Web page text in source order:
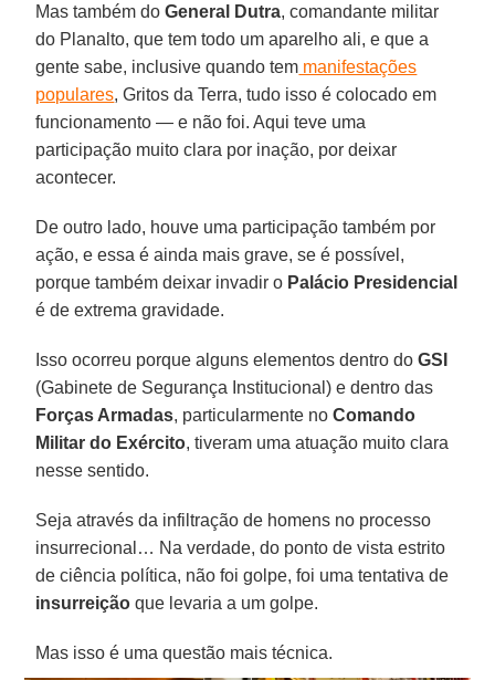
Mas também doGeneral Dutra, comandante militar
do Planalto, que tem todo um aparelho ali, e que a
gente sabe, inclusive quando tem manifestações
populares, Gritos da Terra, tudo isso é colocado em
funcionamento — e não foi. Aqui teve uma
participação muito clara por inação, por deixar
acontecer.
De outro lado, houve uma participação também por
ação, e essa é ainda mais grave, se é possível,
porque também deixar invadir o Palácio Presidencial
é de extrema gravidade.
Isso ocorreu porque alguns elementos dentro doGSI
(Gabinete de Segurança Institucional) e dentro das
Forças Armadas, particularmente noComando
Militar do Exército, tiveram uma atuação muito clara
nesse sentido.
Seja através da infiltração de homens no processo
insurrecional… Na verdade, do ponto de vista estrito
de ciência política, não foi golpe, foi uma tentativa de
insurreição que levaria a um golpe.
Mas isso é uma questão mais técnica.